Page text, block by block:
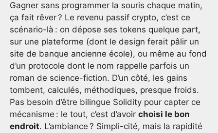
Gagner sans programmer la souris chaque matin,
ça fait rêver ? Le revenu passif crypto, c’est ce
scénario-là : on dépose ses tokens quelque part,
sur une plateforme (dont le design ferait pâlir un
site de banque ancienne école), ou même au fond
d’un protocole dont le nom rappelle parfois un
roman de science-fiction. D’un côté, les gains
tombent, calculés, méthodiques, presque froids.
Pas besoin d’être bilingue Solidity pour capter ce
mécanisme : le tout, c’est d’avoir choisi le bon
endroit. L’ambiance ? Simpli-cité, mais la rapidité